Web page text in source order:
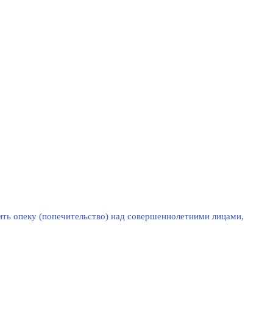
опеку (попечительство) над совершеннолетними лицами,